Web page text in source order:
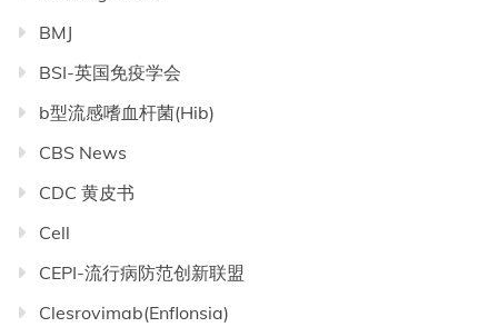
BMJ
BSI-英国免疫学会
b型流感嗜血杆菌(Hib)
CBS News
CDC 黄皮书
Cell
CEPI-流行病防范创新联盟
Clesrovimab(Enflonsia)